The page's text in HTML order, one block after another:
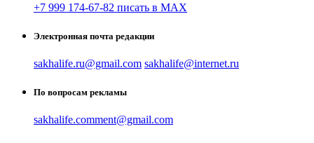
+7 999 174-67-82 писать в MAX
Электронная почта редакции
sakhalife.ru@gmail.com sakhalife@internet.ru
По вопросам рекламы
sakhalife.comment@gmail.com